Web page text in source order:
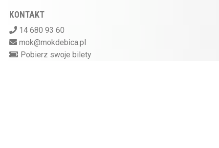
KONTAKT
14 680 93 60
mok@mokdebica.pl
Pobierz swoje bilety